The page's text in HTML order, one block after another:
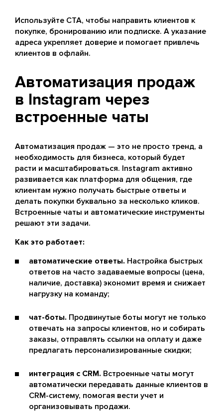
Используйте CTA, чтобы направить клиентов к
покупке, бронированию или подписке. А указание
адреса укрепляет доверие и помогает привлечь
клиентов в офлайн.
Автоматизация продаж
в Instagram через
встроенные чаты
Автоматизация продаж — это не просто тренд, а
необходимость для бизнеса, который будет
расти и масштабироваться. Instagram активно
развивается как платформа для общения, где
клиентам нужно получать быстрые ответы и
делать покупки буквально за несколько кликов.
Встроенные чаты и автоматические инструменты
решают эти задачи.
Как это работает:
автоматические ответы. Настройка быстрых
ответов на часто задаваемые вопросы (цена,
наличие, доставка) экономит время и снижает
нагрузку на команду;
чат-боты. Продвинутые боты могут не только
отвечать на запросы клиентов, но и собирать
заказы, отправлять ссылки на оплату и даже
предлагать персонализированные скидки;
интеграция с CRM. Встроенные чаты могут
автоматически передавать данные клиентов в
CRM-систему, помогая вести учет и
организовывать продажи.